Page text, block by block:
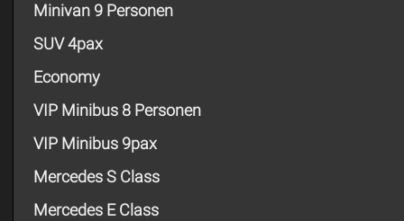
Minivan 9 Personen
SUV 4pax
Economy
VIP Minibus 8 Personen
VIP Minibus 9pax
Mercedes S Class
Mercedes E Class